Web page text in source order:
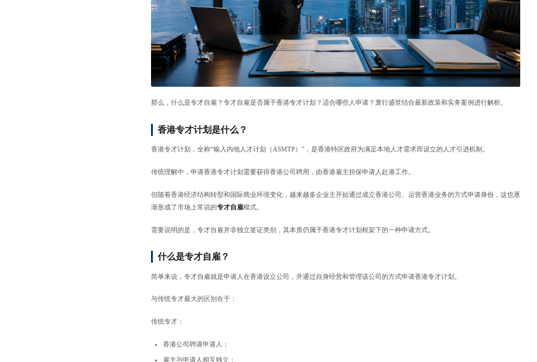
那么，什么是专才自雇？专才自雇是否属于香港专才计划？适合哪些人申请？寰行盛世结合最新政策和实务案例进行解析。
香港专才计划是什么？
香港专才计划，全称“输入内地人才计划（ASMTP）”，是香港特区政府为满足本地人才需求而设立的人才引进机制。
传统理解中，申请香港专才计划需要获得香港公司聘用，由香港雇主担保申请人赴港工作。
但随着香港经济结构转型和国际商业环境变化，越来越多企业主开始通过成立香港公司、运营香港业务的方式申请身份，这也逐
渐形成了市场上常说的专才自雇模式。
需要说明的是，专才自雇并非独立签证类别，其本质仍属于香港专才计划框架下的一种申请方式。
什么是专才自雇？
简单来说，专才自雇就是申请人在香港设立公司，并通过自身经营和管理该公司的方式申请香港专才计划。
与传统专才最大的区别在于：
传统专才：
香港公司聘请申请人；
雇主与申请人相互独立；